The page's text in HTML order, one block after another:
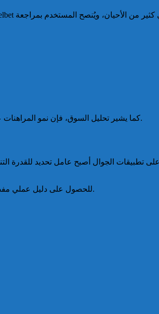
كما يشير تحليل السوق، فإن نمو المراهنات).
تطبيقات الجوال أصبح عامل تحديد
للحصول على دليل عملي مفصل ومصادر تحميل رسمية، راجع الروابط الموثوقة وفحص شروط الاستخدام والقيود المحلية قبل البدء.